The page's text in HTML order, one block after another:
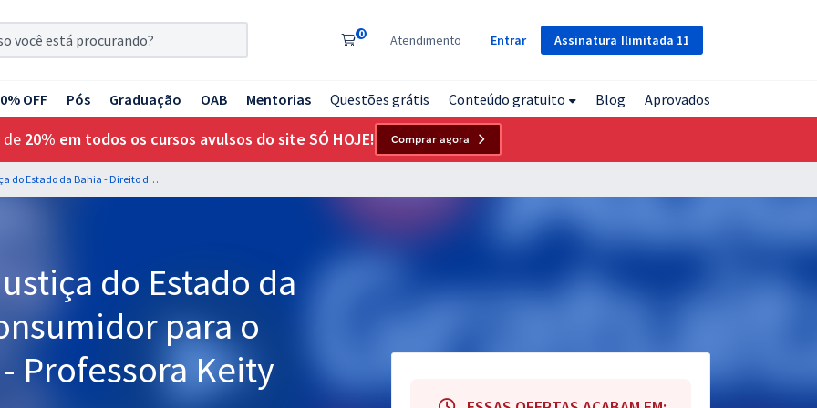
Assinatura Ilimitada 11
0 Atendimento Entrar
OFF Pós Graduação OAB Mentorias Questões grátis Conteúdo gratuito Blog Aprovados
de 20% em todos os cursos avulsos do site SÓ HOJE! Comprar agora
TJ BA - Tribunal de Justiça do Estado da Bahia - Direito do Consumidor para o Cargo de Juiz Leigo - Professora Keity Satiko
do Estado da
para o
Professora Keity